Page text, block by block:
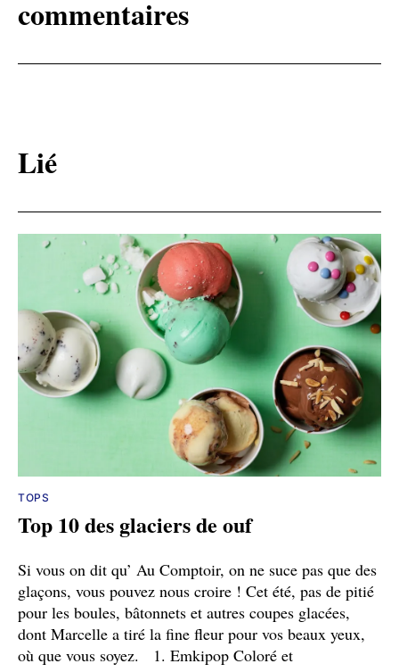
commentaires
Lié
TOPS
Top 10 des glaciers de ouf
Si vous on dit qu’ Au Comptoir, on ne suce pas que des
glaçons, vous pouvez nous croire ! Cet été, pas de pitié
pour les boules, bâtonnets et autres coupes glacées,
dont Marcelle a tiré la fine fleur pour vos beaux yeux,
où que vous soyez. 1. Emkipop Coloré et